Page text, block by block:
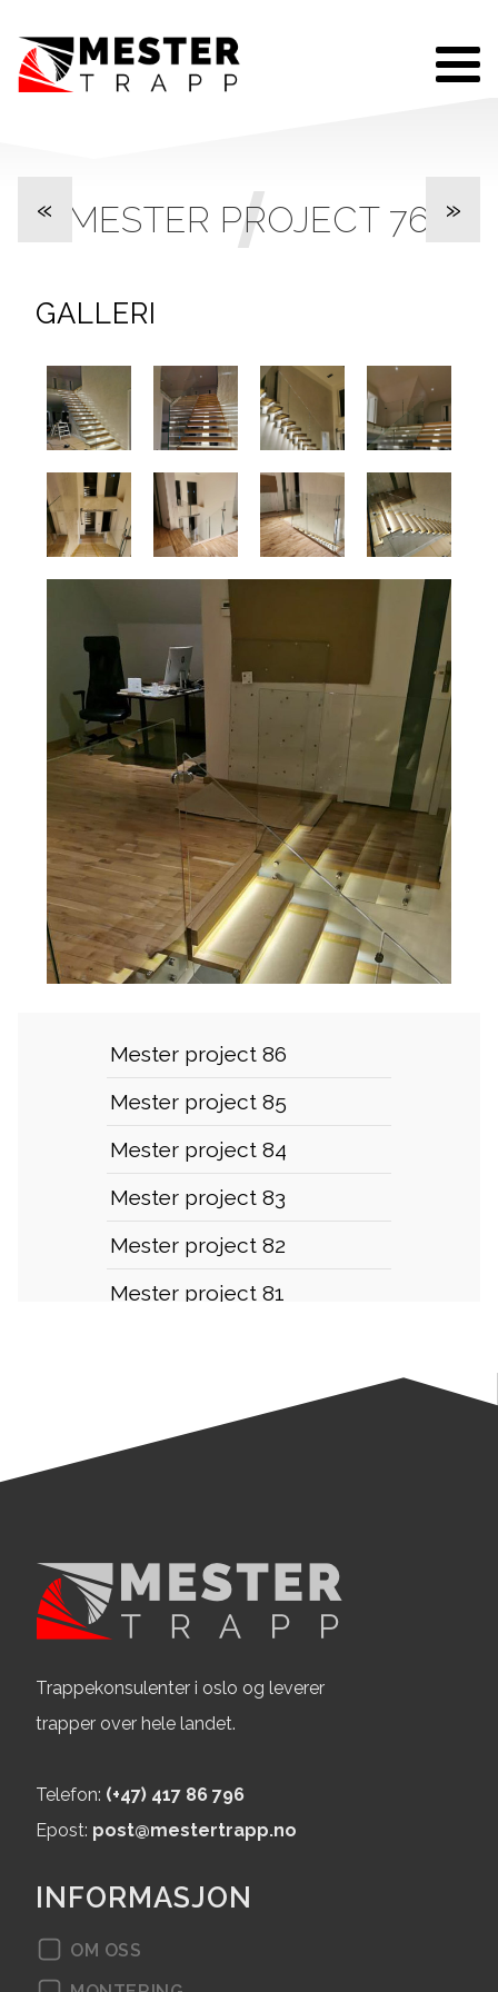
MESTER PROJECT 76
« »
Mester project 86
Mester project 85
Mester project 84
Mester project 83
Mester project 82
Mester project 81
Mester project 78
Mester project 75
Mester project 74
Mester project 73
Mester project 72
Mester project 70
Mester project 68
Mester project 67
GALLERI
Trappekonsulenter i oslo og leverer
trapper over hele landet.
Telefon: (+47) 417 86 796
Epost: post@mestertrapp.no
INFORMASJON
OM OSS